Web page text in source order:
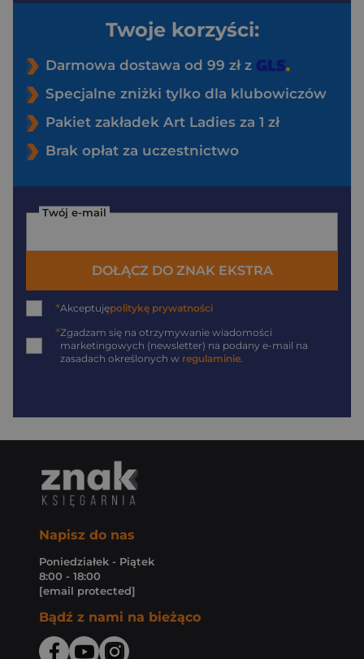
Twoje korzyści:
Darmowa dostawa od 99 zł z
Specjalne zniżki tylko dla klubowiczów
Pakiet zakładek Art Ladies za 1 zł
Brak opłat za uczestnictwo
Twój e-mail
DOŁĄCZ DO ZNAK EKSTRA
*Akceptujępolitykę prywatności
*Zgadzam się na otrzymywanie wiadomości
marketingowych (newsletter) na podany e-mail na
zasadach określonych w regulaminie.
Napisz do nas
Poniedziałek - Piątek
8:00 - 18:00
[email protected]
Bądź z nami na bieżąco